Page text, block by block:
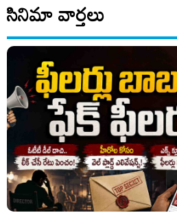
సినిమా వార్తలు